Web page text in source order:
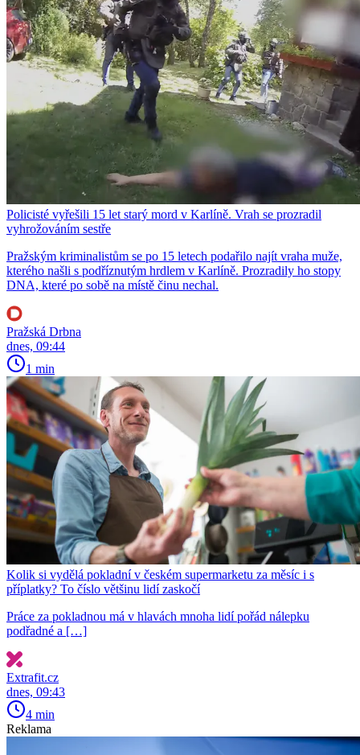
Policisté vyřešili 15 let starý mord v Karlíně. Vrah se prozradil
vyhrožováním sestře
Pražským kriminalistům se po 15 letech podařilo najít vraha muže,
kterého našli s podříznutým hrdlem v Karlíně. Prozradily ho stopy
DNA, které po sobě na místě činu nechal.
Pražská Drbna
dnes, 09:44
1 min
Kolik si vydělá pokladní v českém supermarketu za měsíc i s
příplatky? To číslo většinu lidí zaskočí
Práce za pokladnou má v hlavách mnoha lidí pořád nálepku
podřadné a […]
Extrafit.cz
dnes, 09:43
4 min
Reklama